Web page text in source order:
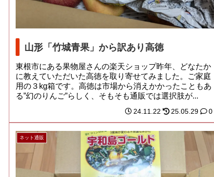
山形「竹城青果」から訳あり高徳
東根市にある果物屋さんの楽天ショップ昨年、どなたか
に教えていただいた高徳を取り寄せてみました。ご家庭
用の３kg箱です。高徳は市場から消えかかったこともあ
る”幻のりんご”らしく、そもそも通販では選択肢が...
24.11.22 25.05.29 0
ネット通販